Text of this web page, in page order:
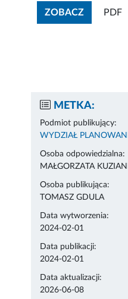
ZOBACZZOBACZ
PDF
METKA:
Podmiot publikujący:
WYDZIAŁ
Osoba odpowiedzialna:
MAŁGORZATA
Osoba publikująca:
TOMASZ GDULA
Data wytworzenia:
2024-02-01
Data publikacji:
2024-02-01
Data aktualizacji:
2026-06-08